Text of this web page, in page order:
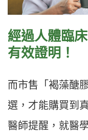
經過人體臨
有效證明！
而市售「褐藻醣
選，才能購買到
醫師提醒，就醫